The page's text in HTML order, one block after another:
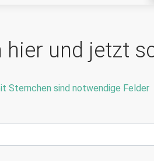
hier und jetzt
Sternchen sind notwendige Felder